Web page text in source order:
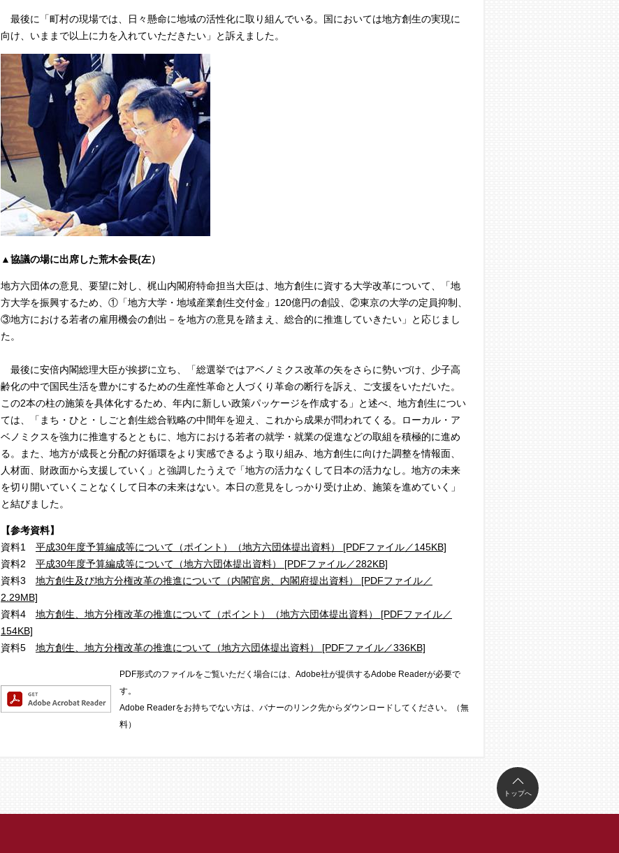
最後に「町村の現場では、日々懸命に地域の活性化に取り組んでいる。国においては地方創生の実現に
向け、いままで以上に力を入れていただきたい」と訴えました。
▲協議の場に出席した荒木会長(左）
地方六団体の意見、要望に対し、梶山内閣府特命担当大臣は、地方創生に資する大学改革について、「地
方大学を振興するため、①「地方大学・地域産業創生交付金」120億円の創設、②東京の大学の定員抑制、
③地方における若者の雇用機会の創出－を地方の意見を踏まえ、総合的に推進していきたい」と応じまし
た。
最後に安倍内閣総理大臣が挨拶に立ち、「総選挙ではアベノミクス改革の矢をさらに勢いづけ、少子高
齢化の中で国民生活を豊かにするための生産性革命と人づくり革命の断行を訴え、ご支援をいただいた。
この2本の柱の施策を具体化するため、年内に新しい政策パッケージを作成する」と述べ、地方創生につい
ては、「まち・ひと・しごと創生総合戦略の中間年を迎え、これから成果が問われてくる。ローカル・ア
ベノミクスを強力に推進するとともに、地方における若者の就学・就業の促進などの取組を積極的に進め
る。また、地方が成長と分配の好循環をより実感できるよう取り組み、地方創生に向けた調整を情報面、
人材面、財政面から支援していく」と強調したうえで「地方の活力なくして日本の活力なし。地方の未来
を切り開いていくことなくして日本の未来はない。本日の意見をしっかり受け止め、施策を進めていく」
と結びました。
【参考資料】
資料1 平成30年度予算編成等について（ポイント）（地方六団体提出資料） [PDFファイル／145KB]
資料2 平成30年度予算編成等について（地方六団体提出資料） [PDFファイル／282KB]
資料3 地方創生及び地方分権改革の推進について（内閣官房、内閣府提出資料） [PDFファイル／
2.29MB]
資料4 地方創生、地方分権改革の推進について（ポイント）（地方六団体提出資料） [PDFファイル／
154KB]
資料5 地方創生、地方分権改革の推進について（地方六団体提出資料） [PDFファイル／336KB]
PDF形式のファイルをご覧いただく場合には、Adobe社が提供するAdobe Readerが必要で
す。
Adobe Readerをお持ちでない方は、バナーのリンク先からダウンロードしてください。（無
料）
トップへ